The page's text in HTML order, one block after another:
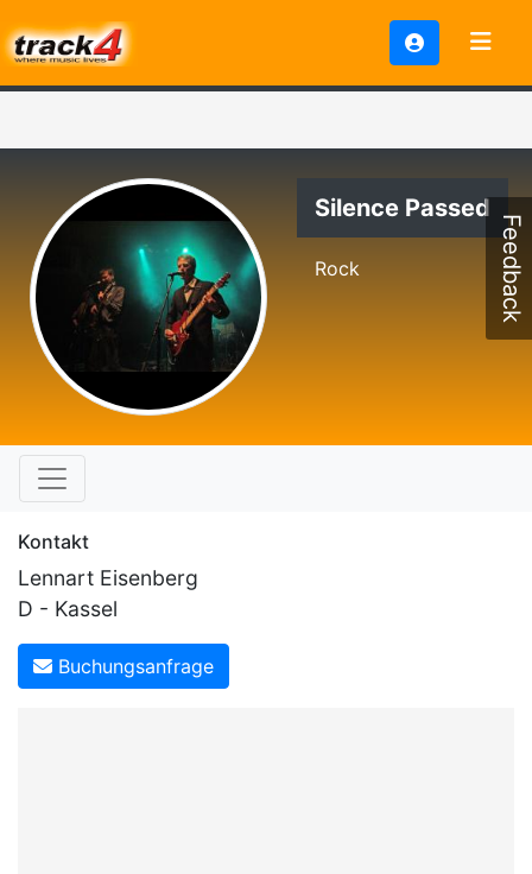
Silence Passed
Rock
Kontakt
Lennart Eisenberg
D - Kassel
Buchungsanfrage
Feedback